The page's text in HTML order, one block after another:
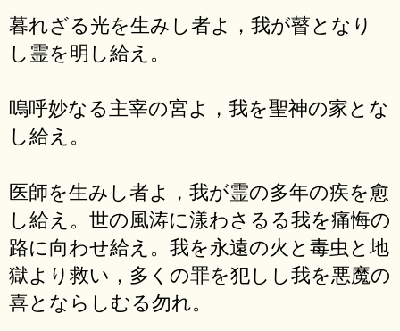
暮れざる光を生みし者よ，我が瞽となり
し霊を明し給え。
嗚呼妙なる主宰の宮よ，我を聖神の家とな
し給え。
医師を生みし者よ，我が霊の多年の疾を愈
し給え。世の風涛に漾わさるる我を痛悔の
路に向わせ給え。我を永遠の火と毒虫と地
獄より救い，多くの罪を犯しし我を悪魔の
喜とならしむる勿れ。